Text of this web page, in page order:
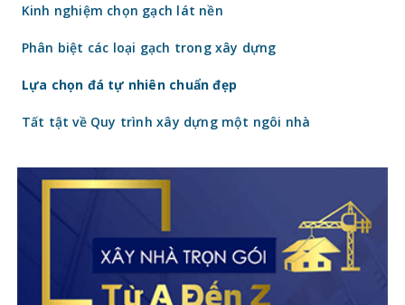
Kinh nghiệm chọn gạch lát nền
Phân biệt các loại gạch trong xây dựng
Lựa chọn đá tự nhiên chuẩn đẹp
Tất tật về Quy trình xây dựng một ngôi nhà